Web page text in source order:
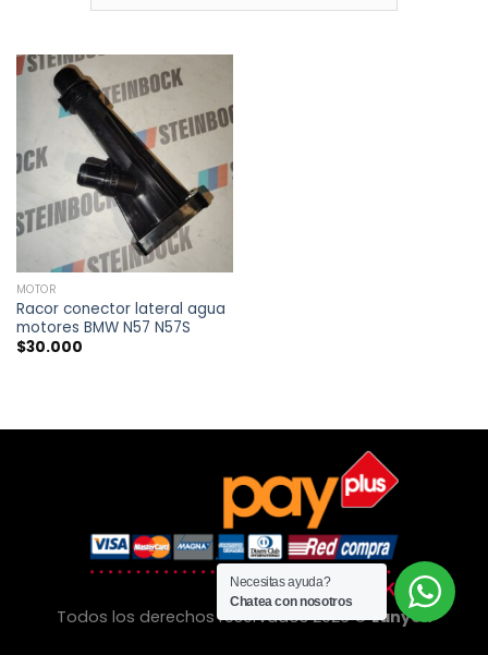
MOTOR
Racor conector lateral agua
motores BMW N57 N57S
$30.000
Todos los derechos reservados 2026 ©Lanyon
Necesitas ayuda?
Chatea con nosotros